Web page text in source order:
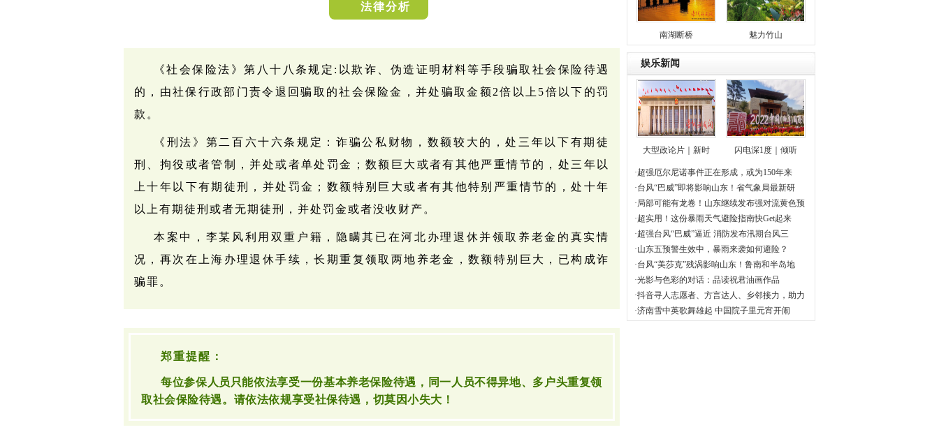
法律分析
《社会保险法》第八十八条规定:以欺诈、伪造证明材料等手段骗取社会保险待遇
的，由社保行政部门责令退回骗取的社会保险金，并处骗取金额2倍以上5倍以下的罚
款。
《刑法》 第二百六十六条规定：诈骗公私财物，数额较大的，处三年以下有期徒
刑、拘役或者管制，并处或者单处罚金；数额巨大或者有其他严重情节的，处三年以
上十年以下有期徒刑，并处罚金；数额特别巨大或者有其他特别严重情节的，处十年
以上有期徒刑或者无期徒刑，并处罚金或者没收财产。
本案中，李某风利用双重户籍，隐瞒其已在河北办理退休并领取养老金的真实情
况，再次在上海办理退休手续，长期重复领取两地养老金，数额特别巨大，已构成诈
骗罪。
郑重提醒：
每位参保人员只能依法享受一份基本养老保险待遇 ，同一人员不得异地、多户头重复领
取社会保险待遇。 请依法依规享受社保待遇，切莫因小失大！
南湖断桥 魅力竹山
娱乐新闻
大型政论片｜新时 闪电深1度｜倾听
·超强厄尔尼诺事件正在形成，或为150年来
·台风“巴威”即将影响山东！省气象局最新研
·局部可能有龙卷！山东继续发布强对流黄色预
·超实用！这份暴雨天气避险指南快Get起来
·超强台风“巴威”逼近 消防发布汛期台风三
·山东五预警生效中，暴雨来袭如何避险？
·台风“美莎克”残涡影响山东！鲁南和半岛地
·光影与色彩的对话：品读祝君油画作品
·抖音寻人志愿者、方言达人、乡邻接力，助力
·济南雪中英歌舞雄起 中国院子里元宵开闹